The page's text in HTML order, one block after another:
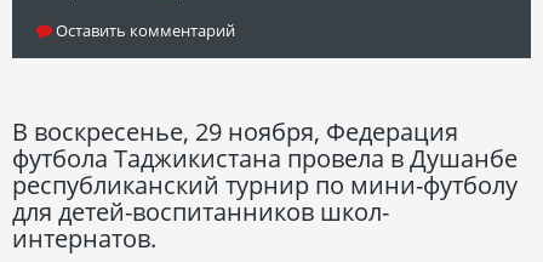
Оставить комментарий
В воскресенье, 29 ноября, Федерация
футбола Таджикистана провела в Душанбе
республиканский турнир по мини-футболу
для детей-воспитанников школ-
интернатов.